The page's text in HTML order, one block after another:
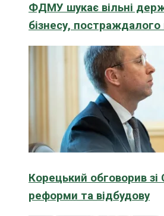
ФДМУ шукає вільні
бізнесу, постраждалого
Корецький обговорив
реформи та відбудову